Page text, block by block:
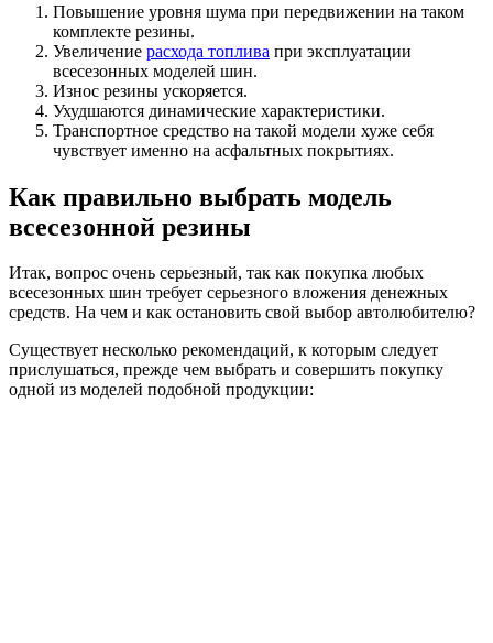
Повышение уровня шума при передвижении на таком
комплекте резины.
Увеличение расхода топлива при эксплуатации
всесезонных моделей шин.
Износ резины ускоряется.
Ухудшаются динамические характеристики.
Транспортное средство на такой модели хуже себя
чувствует именно на асфальтных покрытиях.
Как правильно выбрать модель
всесезонной резины
Итак, вопрос очень серьезный, так как покупка любых
всесезонных шин требует серьезного вложения денежных
средств. На чем и как остановить свой выбор автолюбителю?
Существует несколько рекомендаций, к которым следует
прислушаться, прежде чем выбрать и совершить покупку
одной из моделей подобной продукции: